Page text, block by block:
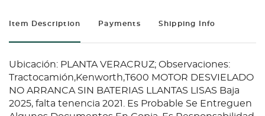
Item Description Payments Shipping Info
Ubicación: PLANTA VERACRUZ; Observaciones:
Tractocamión,Kenworth,T600 MOTOR DESVIELADO
NO ARRANCA SIN BATERIAS LLANTAS LISAS Baja
2025, falta tenencia 2021. Es Probable Se Entreguen